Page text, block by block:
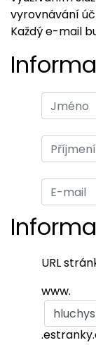
vyrovnávání
Každý e-mail
URL
www.